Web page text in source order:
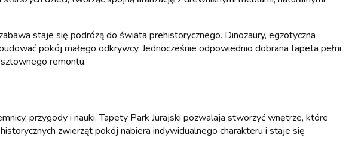
staje się podróżą do świata prehistorycznego. Dinozaury, egzotyczna
pokój małego odkrywcy. Jednocześnie odpowiednio dobrana tapeta pełni
remontu.
przygody i nauki. Tapety Park Jurajski pozwalają stworzyć wnętrze, które
zwierząt pokój nabiera indywidualnego charakteru i staje się